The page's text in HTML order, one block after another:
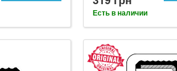
Есть в наличии